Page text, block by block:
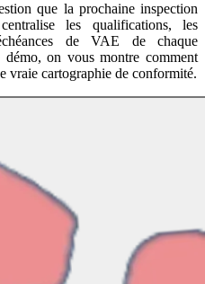
que la prochaine inspection
les qualifications, les
de VAE de chaque
on vous montre comment
vraie cartographie de conformité.